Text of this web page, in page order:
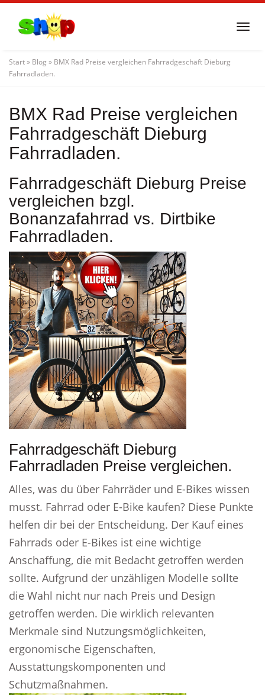
content
Start» Blog » BMX Rad Preise vergleichen Fahrradgeschäft Dieburg
Fahrradladen.
BMX Rad Preise vergleichen
Fahrradgeschäft Dieburg
Fahrradladen.
Fahrradgeschäft Dieburg Preise
vergleichen bzgl.
Bonanzafahrrad vs. Dirtbike
Fahrradladen.
Fahrradgeschäft Dieburg
Fahrradladen Preise vergleichen.
Alles, was du über Fahrräder und E-Bikes wissen
musst. Fahrrad oder E-Bike kaufen? Diese Punkte
helfen dir bei der Entscheidung. Der Kauf eines
Fahrrads oder E-Bikes ist eine wichtige
Anschaffung, die mit Bedacht getroffen werden
sollte. Aufgrund der unzähligen Modelle sollte
die Wahl nicht nur nach Preis und Design
getroffen werden. Die wirklich relevanten
Merkmale sind Nutzungsmöglichkeiten,
ergonomische Eigenschaften,
Ausstattungskomponenten und
Schutzmaßnahmen.